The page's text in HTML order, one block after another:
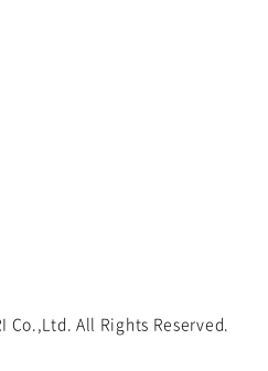
Co.,Ltd. All Rights Reserved.